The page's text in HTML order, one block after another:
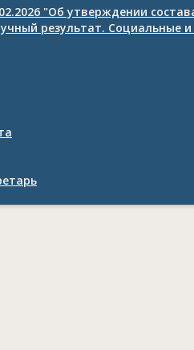
"Об утверждении
результат. Социальные